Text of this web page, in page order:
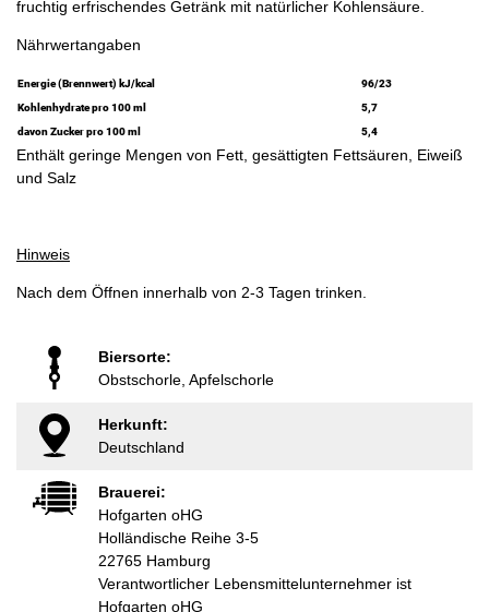
fruchtig erfrischendes Getränk mit natürlicher Kohlensäure.
Nährwertangaben
Energie (Brennwert) kJ/kcal
96/23
Kohlenhydrate pro 100 ml
5,7
davon Zucker pro 100 ml
5,4
Enthält geringe Mengen von Fett, gesättigten Fettsäuren, Eiweiß
und Salz
Hinweis
Nach dem Öffnen innerhalb von 2-3 Tagen trinken.
Biersorte:
Obstschorle, Apfelschorle
Herkunft:
Deutschland
Brauerei:
Hofgarten oHG
Holländische Reihe 3-5
22765 Hamburg
Verantwortlicher Lebensmittelunternehmer ist
Hofgarten oHG